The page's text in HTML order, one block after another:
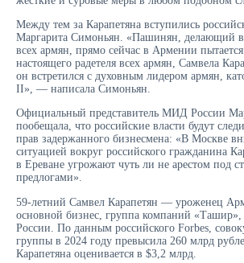
Между тем за Карапетяна вступились
Маргарита Симоньян. «Пашинян, делающий
всех армян, прямо сейчас в Армении пытается
настоящего радетеля всех армян, Самвела
он встретился с духовным лидером армян,
II», — написала Симоньян.
Официальный представитель МИД России
пообещала, что российские власти будут
прав задержанного бизнесмена: «В Москве
ситуацией вокруг российского гражданина
в Ереване угрожают чуть ли не арестом под
предлогами».
59-летний Самвел Карапетян — уроженец
основной бизнес, группа компаний «Ташир»,
России. По данным российского Forbes,
группы в 2024 году превысила 260 млрд
Карапетяна оценивается в $3,2 млрд.